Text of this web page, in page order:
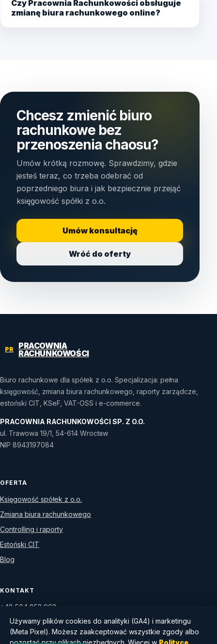
Czy Pracownia Rachunkowości obsługuje
zmianę biura rachunkowego online?
Chcesz zmienić biuro
rachunkowe bez
przenoszenia chaosu?
Umów krótką rozmowę. Sprawdzimy, gdzie
jesteś teraz, co trzeba odebrać od
poprzedniego biura i jak bezpiecznie przejąć
księgowość spółki z o.o.
Umów konsultację
Wróć do oferty
Używamy plików cookies do analityki (GA4) i marketingu
(Meta Pixel). Możesz zaakceptować wszystkie zgody albo
pozostać przy plikach niezbędnych. Więcej w Polityce
PR
PRACOWNIA
RACHUNKOWOŚCI
Biuro rachunkowe dla spółek z o.o. Specjalizacja: pełna
księgowość, zmiana biura rachunkowego, raporty zarządcze,
estoński CIT, KSeF, VAT-OSS i e-commerce.
PRACOWNIA RACHUNKOWOŚCI SP. Z O.O.
ul. Trawowa 19/1, 54-614 Wrocław
NIP 8943197084
OFERTA
Księgowość spółek z o.o.
Zmiana biura rachunkowego
Controlling i raporty
Estoński CIT
Blog
KONTAKT
+48 504 853 962
WhatsApp
Umów konsultację